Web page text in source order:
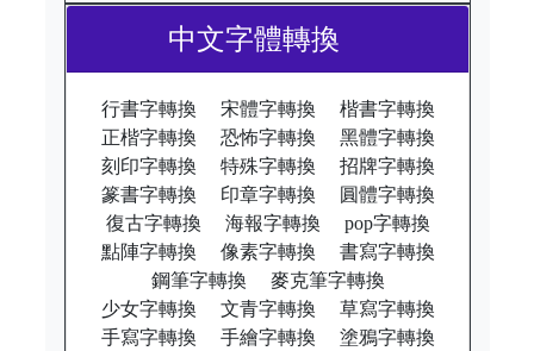
中文字體轉換
行書字轉換 宋體字轉換
楷書字轉換
正楷字轉換
恐怖字轉換
黑體字轉換
刻印字轉換
特殊字轉換
招牌字轉換
篆書字轉換
印章字轉換
圓體字轉換
復古字轉換
海報字轉換
pop字轉換
點陣字轉換
像素字轉換
書寫字轉換
鋼筆字轉換
麥克筆字轉換
少女字轉換
文青字轉換
草寫字轉換
手寫字轉換
手繪字轉換
塗鴉字轉換